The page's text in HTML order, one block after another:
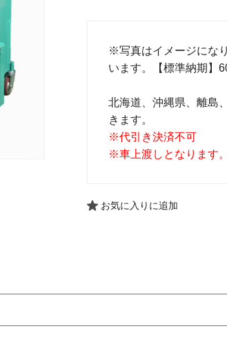
※写真はイメージにな
います。【標準納期】
北海道、沖縄県、離島
きます。
※代引き決済不可
※車上渡しとなります。
お気に入りに追加